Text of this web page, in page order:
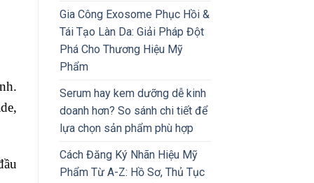
Gia Công Exosome Phục Hồi &
Tái Tạo Làn Da: Giải Pháp Đột
Phá Cho Thương Hiệu Mỹ
Phẩm
Serum hay kem dưỡng dễ kinh
doanh hơn? So sánh chi tiết để
lựa chọn sản phẩm phù hợp
Cách Đăng Ký Nhãn Hiệu Mỹ
Phẩm Từ A-Z: Hồ Sơ, Thủ Tục